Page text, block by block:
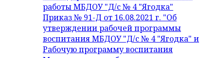
работы МБДОУ "Д/с № 4 "Ягодка"
Приказ № 91-Д от 16.08.2021 г. "Об
утверждении рабочей программы
воспитания МБДОУ "Д/с № 4 "Ягодка" и
Рабочую программу воспитания